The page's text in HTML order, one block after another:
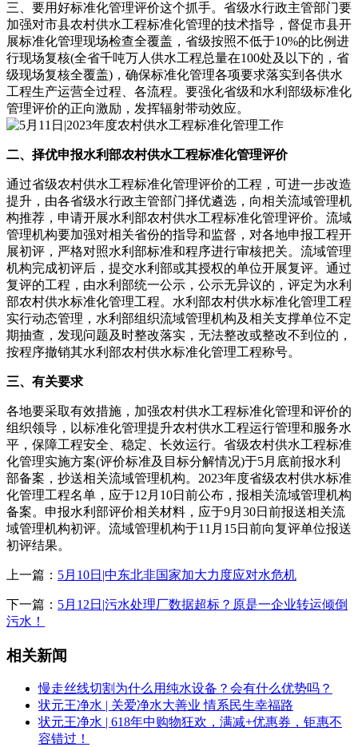
三、要用好标准化管理评价这个抓手。省级水行政主管部门要
加强对市县农村供水工程标准化管理的技术指导，督促市县开
展标准化管理现场检查全覆盖，省级按照不低于10%的比例进
行现场复核(全省千吨万人供水工程总量在100处及以下的，省
级现场复核全覆盖)，确保标准化管理各项要求落实到各供水
工程生产运营全过程、各流程。要强化省级和水利部级标准化
管理评价的正向激励，发挥辐射带动效应。
二、择优申报水利部农村供水工程标准化管理评价
通过省级农村供水工程标准化管理评价的工程，可进一步改造
提升，由各省级水行政主管部门择优遴选，向相关流域管理机
构推荐，申请开展水利部农村供水工程标准化管理评价。流域
管理机构要加强对相关省份的指导和监督，对各地申报工程开
展初评，严格对照水利部标准和程序进行审核把关。流域管理
机构完成初评后，提交水利部或其授权的单位开展复评。通过
复评的工程，由水利部统一公示，公示无异议的，评定为水利
部农村供水标准化管理工程。水利部农村供水标准化管理工程
实行动态管理，水利部组织流域管理机构及相关支撑单位不定
期抽查，发现问题及时整改落实，无法整改或整改不到位的，
按程序撤销其水利部农村供水标准化管理工程称号。
三、有关要求
各地要采取有效措施，加强农村供水工程标准化管理和评价的
组织领导，以标准化管理提升农村供水工程运行管理和服务水
平，保障工程安全、稳定、长效运行。省级农村供水工程标准
化管理实施方案(评价标准及目标分解情况)于5月底前报水利
部备案，抄送相关流域管理机构。2023年度省级农村供水标准
化管理工程名单，应于12月10日前公布，报相关流域管理机构
备案。申报水利部评价相关材料，应于9月30日前报送相关流
域管理机构初评。流域管理机构于11月15日前向复评单位报送
初评结果。
上一篇： 5月10日|中东北非国家加大力度应对水危机
下一篇： 5月12日|污水处理厂数据超标？原是一企业转运倾倒
污水！
相关新闻
慢走丝线切割为什么用纯水设备？会有什么优势吗？
状元王净水 | 关爱净水大善业 情系民生幸福路
状元王净水 | 618年中购物狂欢，满减+优惠券，钜惠不
容错过！